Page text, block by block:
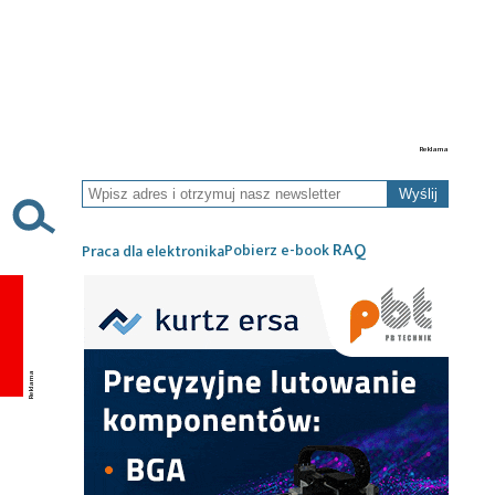
Wyślij
Praca dla elektronikaPobierz e-bookRAQ